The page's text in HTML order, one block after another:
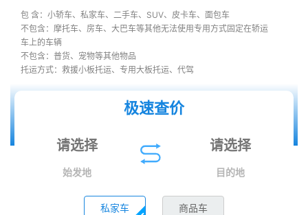
包 含：小轿车、私家车、二手车、SUV、皮卡车、面包车
不包含：摩托车、房车、大巴车等其他无法使用专用方式固定在轿运
车上的车辆
不包含：普货、宠物等其他物品
托运方式：救援小板托运、专用大板托运、代驾
极速查价
始发地 目的地
私家车 商品车